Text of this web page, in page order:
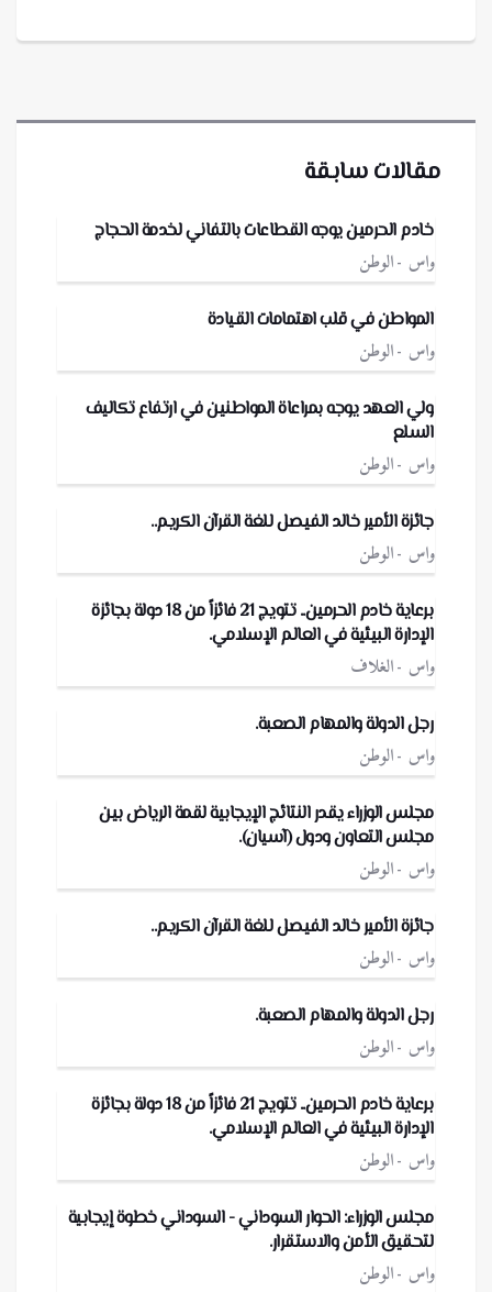
مقالات سابقة
خادم الحرمين يوجه القطاعات بالتفاني لخدمة الحجاج
واس الوطن
المواطن في قلب اهتمامات القيادة
واس الوطن
ولي العهد يوجه بمراعاة المواطنين في ارتفاع تكاليف
السلع
واس الوطن
جائزة الأمير خالد الفيصل للغة القرآن الكريم..
واس الوطن
برعاية خادم الحرمين.. تتويج 21 فائزاً من 18 دولة بجائزة
الإدارة البيئية في العالم الإسلامي.
واس الغلاف
رجل الدولة والمهام الصعبة.
واس الوطن
مجلس الوزراء يقدر النتائج الإيجابية لقمة الرياض بين
مجلس التعاون ودول (آسيان).
واس الوطن
جائزة الأمير خالد الفيصل للغة القرآن الكريم..
واس الوطن
رجل الدولة والمهام الصعبة.
واس الوطن
برعاية خادم الحرمين.. تتويج 21 فائزاً من 18 دولة بجائزة
الإدارة البيئية في العالم الإسلامي.
واس الوطن
مجلس الوزراء: الحوار السوداني - السوداني خطوة إيجابية
لتحقيق الأمن والاستقرار.
واس الوطن